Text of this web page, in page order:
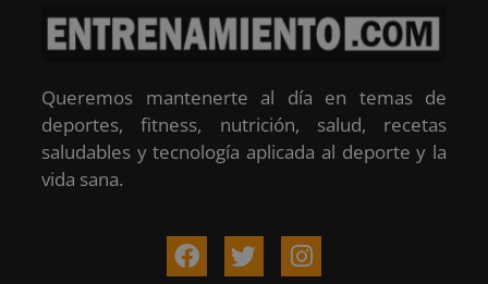
Queremos mantenerte al día en temas de
deportes, fitness, nutrición, salud, recetas
saludables y tecnología aplicada al deporte y la
vida sana.